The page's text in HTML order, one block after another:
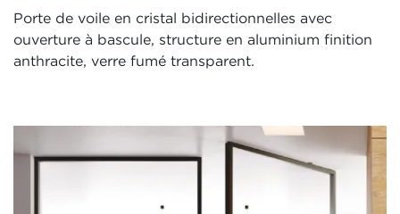
Porte de voile en cristal bidirectionnelles avec
ouverture à bascule, structure en aluminium finition
anthracite, verre fumé transparent.